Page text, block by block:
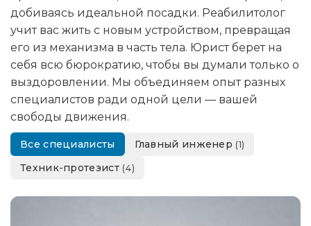
добиваясь идеальной посадки. Реабилитолог
учит вас жить с новым устройством, превращая
его из механизма в часть тела. Юрист берет на
себя всю бюрократию, чтобы вы думали только о
выздоровлении. Мы объединяем опыт разных
специалистов ради одной цели — вашей
свободы движения.
Все специалисты Главный инженер(1)
Техник-протезист(4)